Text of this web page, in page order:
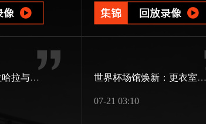
高原变量：瓜达拉哈拉与阿克伦的天气博弈如何重塑2026世界杯战术逻辑 世界杯场馆焕新：更衣室动线重构与效能提升方案
07-21 03:10